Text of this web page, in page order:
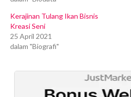
Kerajinan Tulang Ikan Bisnis
Kreasi Seni
25 April 2021
dalam "Biografi"